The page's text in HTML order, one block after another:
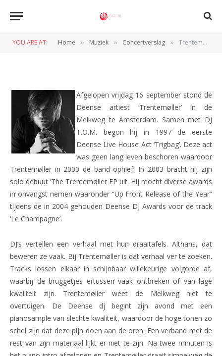
YOU ARE AT: Home » Muziek » Concertverslag » Trentemøller (Melkweg, 16-6-2011)
Trentemøller (Melkweg, 16-6-
Afgelopen vrijdag 16 september stond de
Deense artiest ‘Trentemøller’ in de
Melkweg te Amsterdam. Samen met DJ
T.O.M. begon hij in 1997 de eerste
Deense Live House Act ‘Trigbag’. Deze act
was geen lang leven beschoren waardoor
Trentemøller in 2000 de band ophief. In 2003 bracht hij zijn
solo debuut ‘The Trentemøller EP uit. Hij mocht diverse awards
in onvangst nemen waaronder “Up Front Release of the Year”
tijdens de in 2004 gehouden Deense DJ Awards voor de track
‘Le Champagne’.
DJ’s vertellen een verhaal met hun draaitafels. Althans, dat
beweren ze vaak. Bij Trentemøller is dat verhaal ver te zoeken.
Tracks lossen elkaar in schijnbaar willekeurige volgorde af,
waarbij de bruggetjes ertussen vaak ontbreken of van lage
kwaliteit zijn. Trentemøller weet de Melkweg niet te
overtuigen. De Deense dj begint zijn avond met een
pianosample van slechte kwaliteit, waardoor de hoge tonen zo
schel zijn dat deze pijn doen aan de oren. Een verband met de
rest van zijn materiaal lijkt er niet te zijn. Na twee minuten is